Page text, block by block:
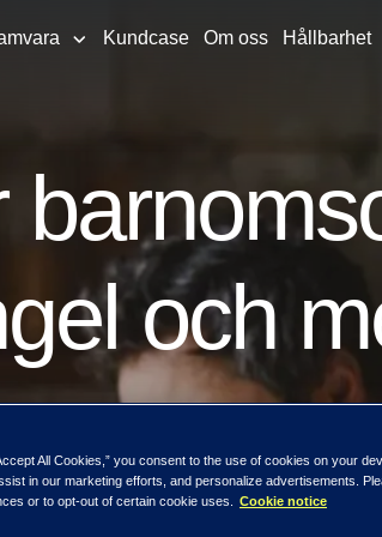
Kundcase Om oss Hållbarhet
och
ökar ständigt.
ökad arbetsbelastning
All Cookies,” you consent to the use of cookies on your
in our marketing efforts, and personalize advertisements.
or to opt-out of certain cookie uses.
Cookie notice